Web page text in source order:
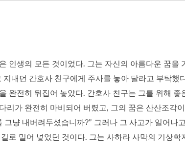
인생의 모든 것이었다. 그는 자신의 아름다운 꿈을
내던 간호사 친구에게 주사를 놓아 달라고 부탁했
완전히 뒤집어 놓았다. 간호사 친구는 그를 위해 좋
가 완전히 마비되어 버렸고, 그의 꿈은 산산조각
냥 내버려두셨습니까?” 그러나 그 사고가 일어나
로 밀어 넣었던 것이다. 그는 사하라 사막의 기상학